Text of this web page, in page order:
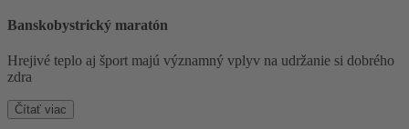
Banskobystrický maratón
Hrejivé teplo aj šport majú významný vplyv na udržanie si dobrého
zdra
Čítať viac